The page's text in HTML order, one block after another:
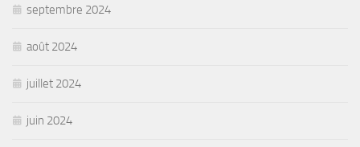
septembre 2024
août 2024
juillet 2024
juin 2024